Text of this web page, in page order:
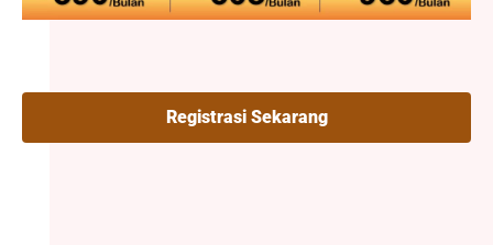
Registrasi Sekarang